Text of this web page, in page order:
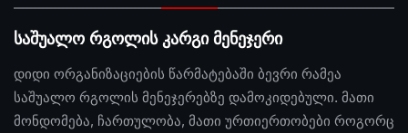
საშუალო რგოლის კარგი მენეჯერი
დიდი ორგანიზაციების წარმატებაში ბევრი რამეა
საშუალო რგოლის მენეჯერებზე დამოკიდებული. მათი
მონდომება, ჩართულობა, მათი ურთიერთობები როგორც